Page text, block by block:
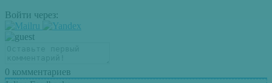
Войти через:
0 комментариев